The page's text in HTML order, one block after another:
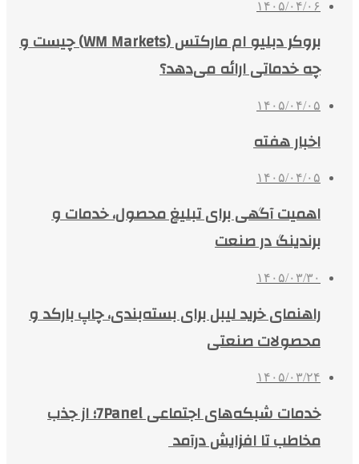
۱۴۰۵/۰۴/۰۶
بروکر دبلیو ام مارکتس (WM Markets) چیست و
چه خدماتی ارائه می‌دهد؟
۱۴۰۵/۰۴/۰۵
اخبار هفته
۱۴۰۵/۰۴/۰۵
اهمیت آگهی برای تبلیغ محصول، خدمات و
برندینگ در صنعت
۱۴۰۵/۰۳/۳۰
راهنمای خرید لیبل برای بسته‌بندی، چاپ بارکد و
محصولات صنعتی
۱۴۰۵/۰۳/۲۴
خدمات شبکه‌های اجتماعی 7Panel؛ از جذب
مخاطب تا افزایش درآمد